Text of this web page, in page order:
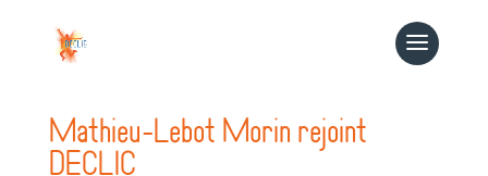
Mathieu-Lebot Morin rejoint
DECLIC